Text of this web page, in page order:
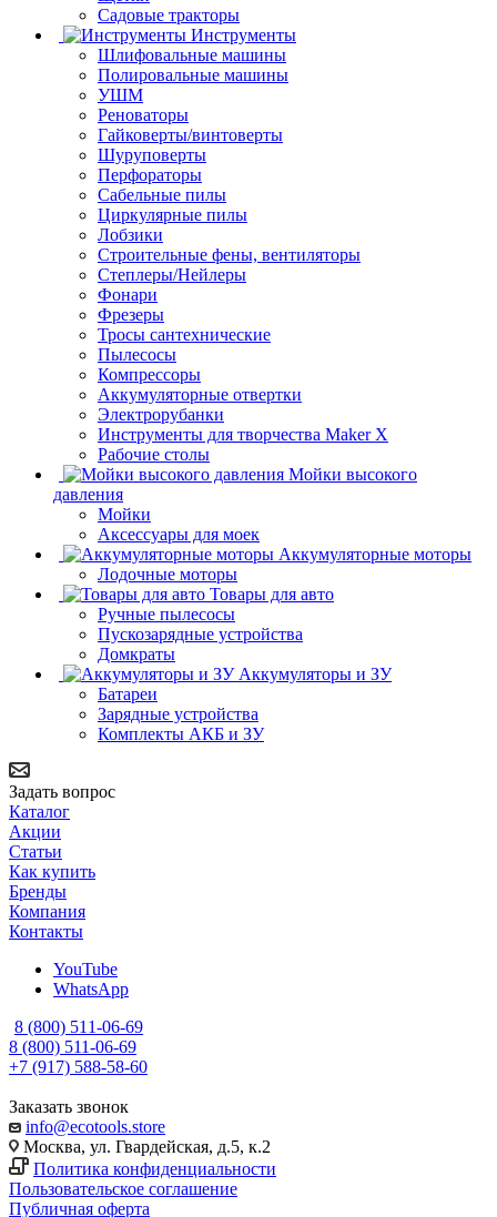
Садовые тракторы
Инструменты
Шлифовальные машины
Полировальные машины
УШМ
Реноваторы
Гайковерты/винтоверты
Шуруповерты
Перфораторы
Сабельные пилы
Циркулярные пилы
Лобзики
Строительные фены, вентиляторы
Степлеры/Нейлеры
Фонари
Фрезеры
Тросы сантехнические
Пылесосы
Компрессоры
Аккумуляторные отвертки
Электрорубанки
Инструменты для творчества Maker X
Рабочие столы
Мойки высокого
давления
Мойки
Аксессуары для моек
Аккумуляторные моторы
Лодочные моторы
Товары для авто
Ручные пылесосы
Пускозарядные устройства
Домкраты
Аккумуляторы и ЗУ
Батареи
Зарядные устройства
Комплекты АКБ и ЗУ
Задать вопрос
Каталог
Акции
Статьи
Как купить
Бренды
Компания
Контакты
YouTube
WhatsApp
8 (800) 511-06-69
8 (800) 511-06-69
+7 (917) 588-58-60
Заказать звонок
info@ecotools.store
Москва, ул. Гвардейская, д.5, к.2
Политика конфиденциальности
Пользовательское соглашение
Публичная оферта